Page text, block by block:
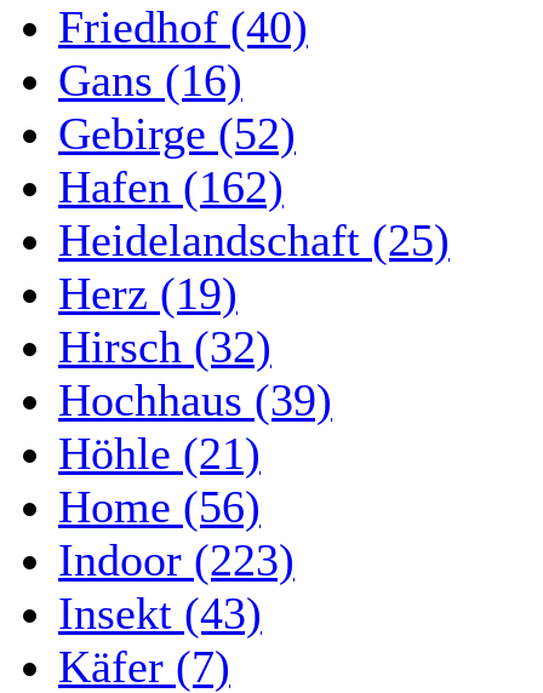
Friedhof (40)
Gans (16)
Gebirge (52)
Hafen (162)
Heidelandschaft (25)
Herz (19)
Hirsch (32)
Hochhaus (39)
Höhle (21)
Home (56)
Indoor (223)
Insekt (43)
Käfer (7)